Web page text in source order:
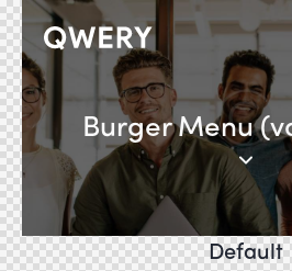
Burger Menu
Default